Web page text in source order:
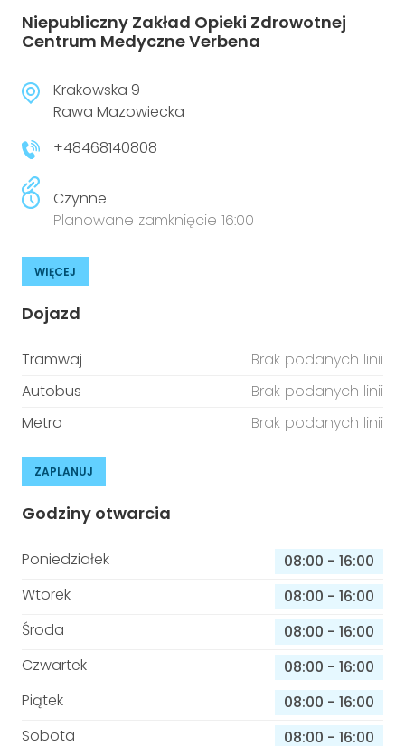
Niepubliczny Zakład Opieki Zdrowotnej
Centrum Medyczne Verbena
Krakowska 9
Rawa Mazowiecka
+48468140808
Czynne
Planowane zamknięcie 16:00
WIĘCEJ
Dojazd
Tramwaj
Brak podanych linii
Autobus
Brak podanych linii
Metro
Brak podanych linii
ZAPLANUJ
Godziny otwarcia
Poniedziałek 08:00 - 16:00
Wtorek
08:00 - 16:00
Środa
08:00 - 16:00
Czwartek
08:00 - 16:00
Piątek
08:00 - 16:00
Sobota
08:00 - 16:00